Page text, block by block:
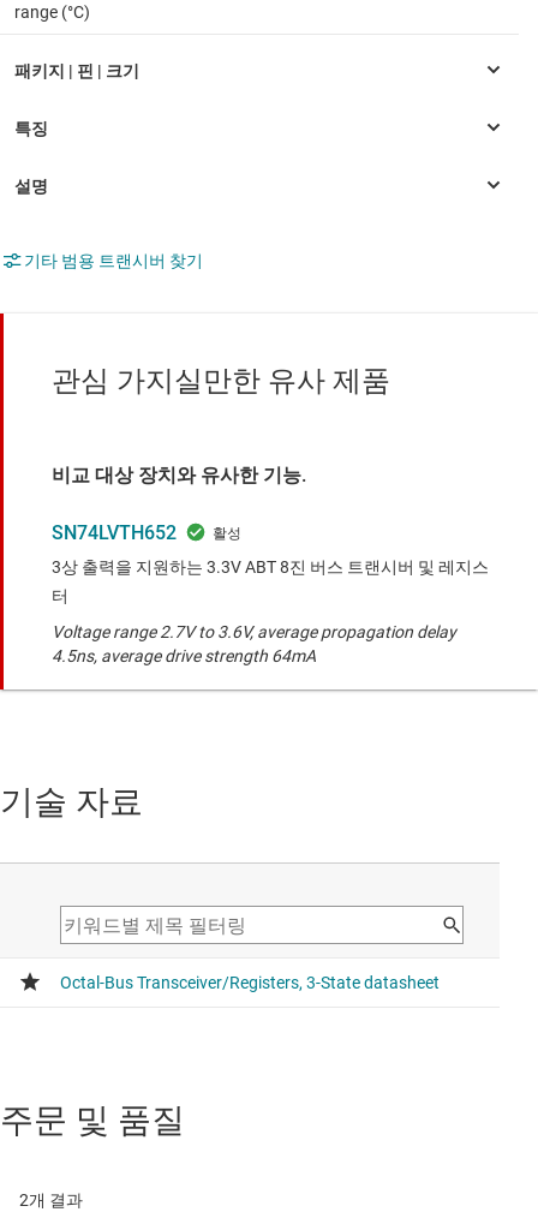
range (°C)
기타 범용 트랜시버 찾기
관심 가지실만한 유사 제품
비교 대상 장치와 유사한 기능.
SN74LVTH652
3상 출력을 지원하는 3.3V ABT 8진 버스 트랜시버 및 레지스
터
Voltage range 2.7V to 3.6V, average propagation delay
4.5ns, average drive strength 64mA
기술 자료
주문 및 품질